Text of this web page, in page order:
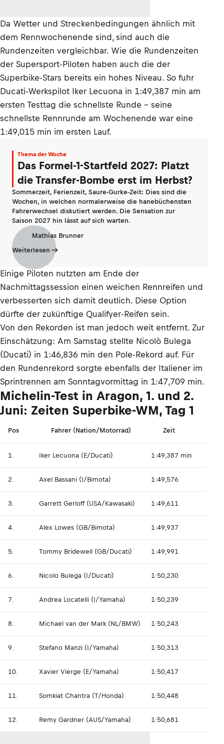
Da Wetter und Streckenbedingungen ähnlich mit
dem Rennwochenende sind, sind auch die
Rundenzeiten vergleichbar. Wie die Rundenzeiten
der Supersport-Piloten haben auch die der
Superbike-Stars bereits ein hohes Niveau. So fuhr
Ducati-Werkspilot Iker Lecuona in 1:49,387 min am
ersten Testtag die schnellste Runde – seine
schnellste Rennrunde am Wochenende war eine
1:49,015 min im ersten Lauf.
Thema der Woche
Das Formel-1-Startfeld 2027: Platzt
die Transfer-Bombe erst im Herbst?
Sommerzeit, Ferienzeit, Saure-Gurke-Zeit: Dies sind die
Wochen, in welchen normalerweise die hanebüchensten
Fahrerwechsel diskutiert werden. Die Sensation zur
Saison 2027 hin lässt auf sich warten.
Mathias Brunner
Weiterlesen
Einige Piloten nutzten am Ende der
Nachmittagssession einen weichen Rennreifen und
verbesserten sich damit deutlich. Diese Option
dürfte der zukünftige Qualifyer-Reifen sein.
Von den Rekorden ist man jedoch weit entfernt. Zur
Einschätzung: Am Samstag stellte Nicolò Bulega
(Ducati) in 1:46,836 min den Pole-Rekord auf. Für
den Rundenrekord sorgte ebenfalls der Italiener im
Sprintrennen am Sonntagvormittag in 1:47,709 min.
Michelin-Test in Aragon, 1. und 2.
Juni: Zeiten Superbike-WM, Tag 1
Pos Fahrer (Nation/Motorrad) Zeit
1. Iker Lecuona (E/Ducati) 1:49,387 min
2. Axel Bassani (I/Bimota) 1:49,576
3. Garrett Gerloff (USA/Kawasaki) 1:49,611
4. Alex Lowes (GB/Bimota) 1:49,937
5. Tommy Bridewell (GB/Ducati) 1:49,991
6. Nicolo Bulega (I/Ducati) 1:50,230
7. Andrea Locatelli (I/Yamaha) 1:50,239
8. Michael van der Mark (NL/BMW) 1:50,243
9. Stefano Manzi (I/Yamaha) 1:50,313
10. Xavier Vierge (E/Yamaha) 1:50,417
11. Somkiat Chantra (T/Honda) 1:50,448
12. Remy Gardner (AUS/Yamaha) 1:50,681